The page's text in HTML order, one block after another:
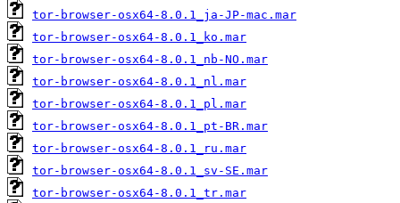
tor-browser-osx64-8.0.1_ja-JP-mac.mar
tor-browser-osx64-8.0.1_ko.mar
tor-browser-osx64-8.0.1_nb-NO.mar
tor-browser-osx64-8.0.1_nl.mar
tor-browser-osx64-8.0.1_pl.mar
tor-browser-osx64-8.0.1_pt-BR.mar
tor-browser-osx64-8.0.1_ru.mar
tor-browser-osx64-8.0.1_sv-SE.mar
tor-browser-osx64-8.0.1_tr.mar